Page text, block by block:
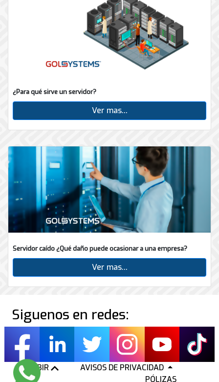
¿Para qué sirve un servidor?
Ver mas...
Servidor caído ¿Qué daño puede ocasionar a una empresa?
Ver mas...
Siguenos en redes:
SUBIR
AVISOS DE PRIVACIDAD
PÓLIZAS